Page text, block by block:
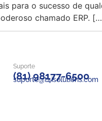
para o sucesso de
chamado ERP.
Suporte
(81) 98177-6500
suporte@t4isolutions.com